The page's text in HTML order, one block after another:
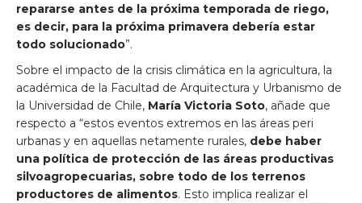
repararse antes de la próxima temporada de riego,
es decir, para la próxima primavera debería estar
todo solucionado”.
Sobre el impacto de la crisis climática en la agricultura, la
académica de la Facultad de Arquitectura y Urbanismo de
la Universidad de Chile, María Victoria Soto, añade que
respecto a “estos eventos extremos en las áreas peri
urbanas y en aquellas netamente rurales, debe haber
una política de protección de las áreas productivas
silvoagropecuarias, sobre todo de los terrenos
productores de alimentos. Esto implica realizar el